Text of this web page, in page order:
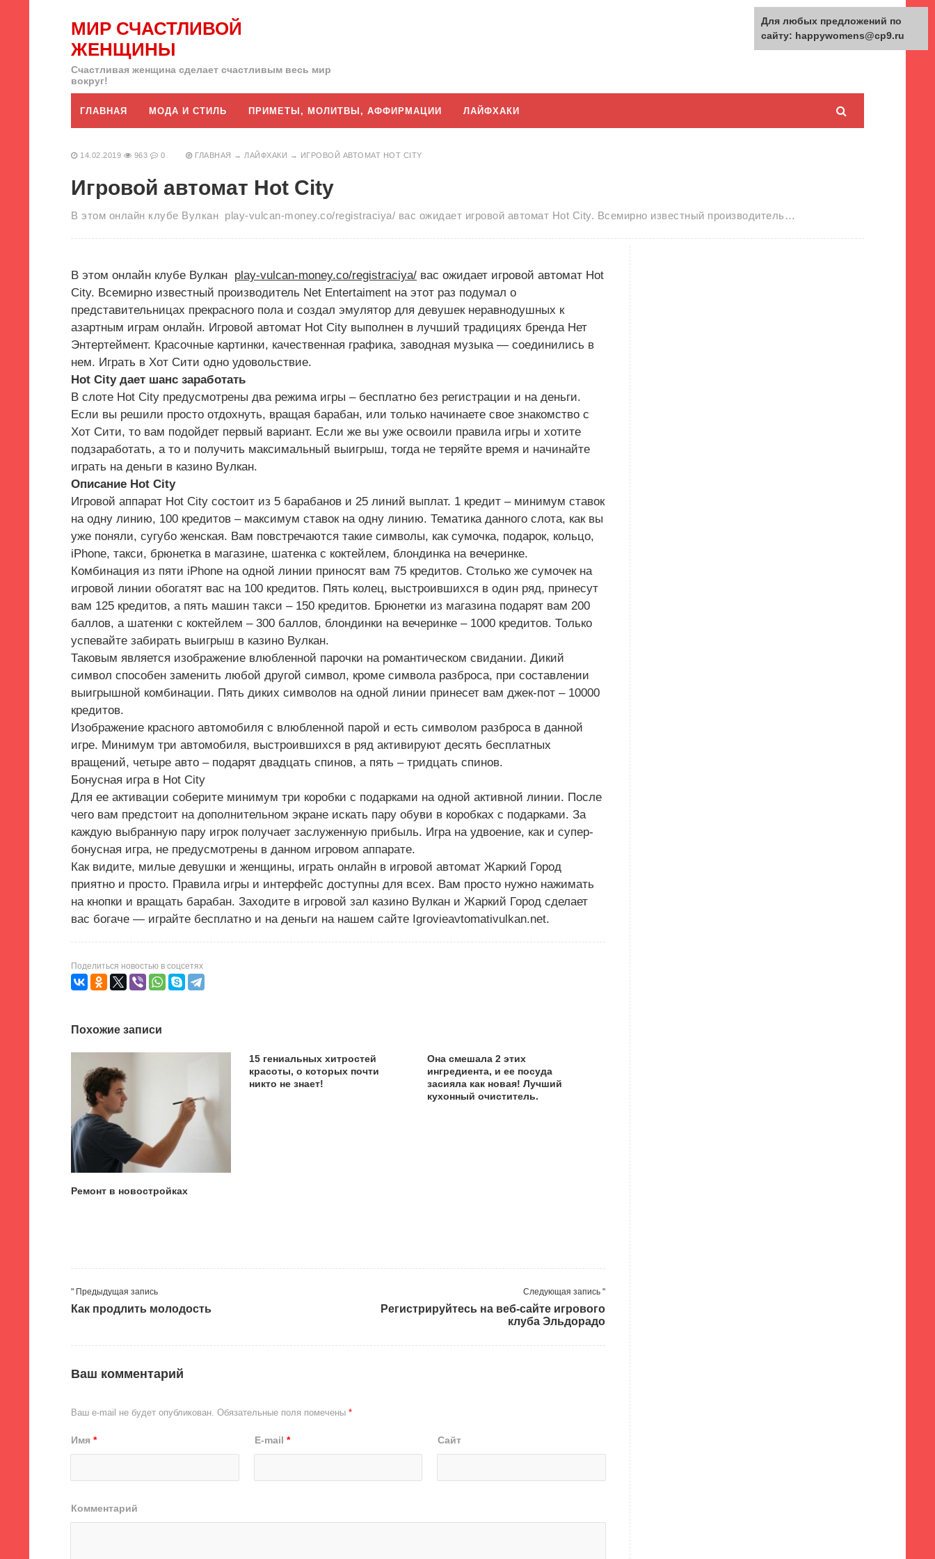
МИР СЧАСТЛИВОЙ
ЖЕНЩИНЫ
Счастливая женщина сделает счастливым весь мир
вокруг!
ГЛАВНАЯ МОДА И СТИЛЬ ПРИМЕТЫ, МОЛИТВЫ, АФФИРМАЦИИ ЛАЙФХАКИ
14.02.2019 963 0 ГЛАВНАЯ → ЛАЙФХАКИ → ИГРОВОЙ АВТОМАТ HOT CITY
Игровой автомат Hot City
В этом онлайн клубе Вулкан play-vulcan-money.co/registraciya/ вас ожидает игровой автомат Hot City. Всемирно известный производитель…
В этом онлайн клубе Вулкан play-vulcan-money.co/registraciya/ вас ожидает игровой автомат Hot
City. Всемирно известный производитель Net Entertaiment на этот раз подумал о
представительницах прекрасного пола и создал эмулятор для девушек неравнодушных к
азартным играм онлайн. Игровой автомат Hot City выполнен в лучший традициях бренда Нет
Энтертеймент. Красочные картинки, качественная графика, заводная музыка — соединились в
нем. Играть в Хот Сити одно удовольствие.
Hot City дает шанс заработать
В слоте Hot City предусмотрены два режима игры – бесплатно без регистрации и на деньги.
Если вы решили просто отдохнуть, вращая барабан, или только начинаете свое знакомство с
Хот Сити, то вам подойдет первый вариант. Если же вы уже освоили правила игры и хотите
подзаработать, а то и получить максимальный выигрыш, тогда не теряйте время и начинайте
играть на деньги в казино Вулкан.
Описание Hot City
Игровой аппарат Hot City состоит из 5 барабанов и 25 линий выплат. 1 кредит – минимум ставок
на одну линию, 100 кредитов – максимум ставок на одну линию. Тематика данного слота, как вы
уже поняли, сугубо женская. Вам повстречаются такие символы, как сумочка, подарок, кольцо,
iPhone, такси, брюнетка в магазине, шатенка с коктейлем, блондинка на вечеринке.
Комбинация из пяти iPhone на одной линии приносят вам 75 кредитов. Столько же сумочек на
игровой линии обогатят вас на 100 кредитов. Пять колец, выстроившихся в один ряд, принесут
вам 125 кредитов, а пять машин такси – 150 кредитов. Брюнетки из магазина подарят вам 200
баллов, а шатенки с коктейлем – 300 баллов, блондинки на вечеринке – 1000 кредитов. Только
успевайте забирать выигрыш в казино Вулкан.
Таковым является изображение влюбленной парочки на романтическом свидании. Дикий
символ способен заменить любой другой символ, кроме символа разброса, при составлении
выигрышной комбинации. Пять диких символов на одной линии принесет вам джек-пот – 10000
кредитов.
Изображение красного автомобиля с влюбленной парой и есть символом разброса в данной
игре. Минимум три автомобиля, выстроившихся в ряд активируют десять бесплатных
вращений, четыре авто – подарят двадцать спинов, а пять – тридцать спинов.
Бонусная игра в Hot City
Для ее активации соберите минимум три коробки с подарками на одной активной линии. После
чего вам предстоит на дополнительном экране искать пару обуви в коробках с подарками. За
каждую выбранную пару игрок получает заслуженную прибыль. Игра на удвоение, как и супер-
бонусная игра, не предусмотрены в данном игровом аппарате.
Как видите, милые девушки и женщины, играть онлайн в игровой автомат Жаркий Город
приятно и просто. Правила игры и интерфейс доступны для всех. Вам просто нужно нажимать
на кнопки и вращать барабан. Заходите в игровой зал казино Вулкан и Жаркий Город сделает
вас богаче — играйте бесплатно и на деньги на нашем сайте Igrovieavtomativulkan.net.
Поделиться новостью в соцсетях
Похожие записи
Ремонт в новостройках
15 гениальных хитростей
красоты, о которых почти
никто не знает!
Она смешала 2 этих
ингредиента, и ее посуда
засияла как новая! Лучший
кухонный очиститель.
" Предыдущая запись
Как продлить молодость
Следующая запись "
Регистрируйтесь на веб-сайте игрового
клуба Эльдорадо
Ваш комментарий
Ваш e-mail не будет опубликован. Обязательные поля помечены *
Имя * E-mail * Сайт
Комментарий
Для любых предложений по
сайту: happywomens@cp9.ru